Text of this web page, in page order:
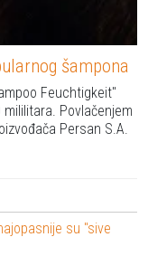
šampona
Feuchtigkeit"
Povlačenjem
Persan S.A.
su "sive